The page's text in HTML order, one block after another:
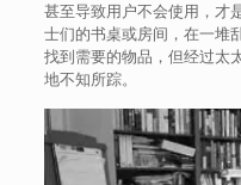
甚至导致用户不会使用，才
士们的书桌或房间，在一堆
找到需要的物品，但经过太
地不知所踪。